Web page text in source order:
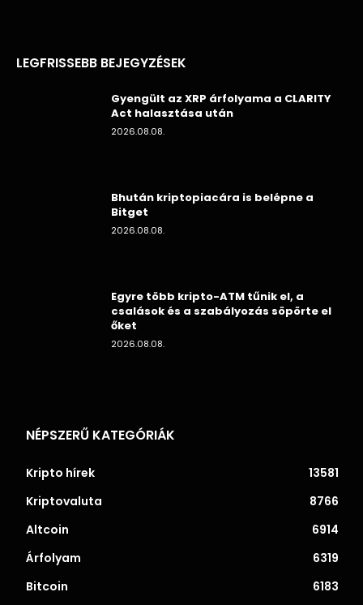
LEGFRISSEBB BEJEGYZÉSEK
Gyengült az XRP árfolyama a CLARITY
Act halasztása után
2026.08.08.
Bhután kriptopiacára is belépne a
Bitget
2026.08.08.
Egyre több kripto-ATM tűnik el, a
csalások és a szabályozás söpörte el
őket
2026.08.08.
NÉPSZERŰ KATEGÓRIÁK
Kripto hírek
13581
Kriptovaluta
8766
Altcoin
6914
Árfolyam
6319
Bitcoin
6183